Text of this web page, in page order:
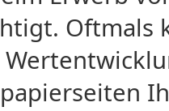
Oftmals